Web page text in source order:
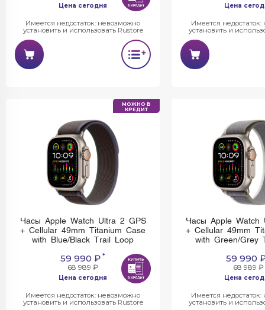
Цена сегодня
Имеется недостаток: невозможно
установить и использовать Rustore
Цена
Имеется
установить и
МОЖНО В
КРЕДИТ
Часы Apple Watch Ultra 2 GPS
+ Cellular 49mm Titanium Case
with Blue/Black Trail Loop
59 990 ₽ *
68 989 ₽
Цена сегодня
Имеется недостаток: невозможно
установить и использовать Rustore
Часы Apple Watch
+ Cellular 49mm
with Green/Grey
59 990
68 989 ₽
Цена
Имеется
установить и